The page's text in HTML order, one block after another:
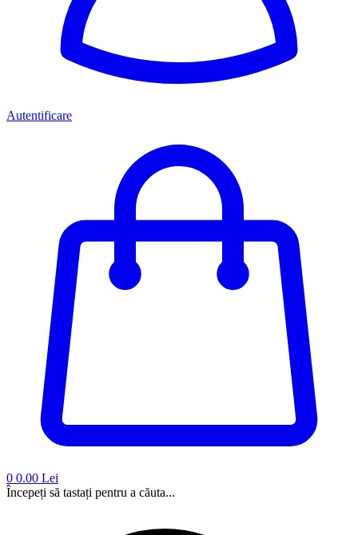
Autentificare
0 0.00 Lei
Începeți să tastați pentru a căuta...